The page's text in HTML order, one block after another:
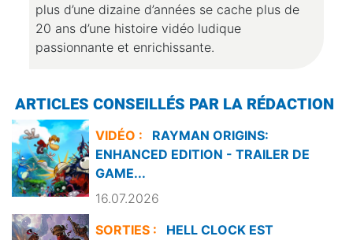
plus d’une dizaine d’années se cache plus de
20 ans d’une histoire vidéo ludique
passionnante et enrichissante.
ARTICLES CONSEILLÉS PAR LA RÉDACTION
VIDÉO :
RAYMAN ORIGINS:
ENHANCED EDITION - TRAILER DE
GAME...
16.07.2026
SORTIES :
HELL CLOCK EST